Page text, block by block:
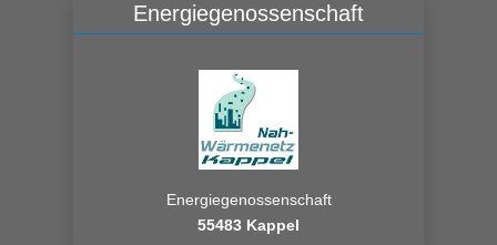
Energiegenossenschaft
Energiegenossenschaft
55483 Kappel